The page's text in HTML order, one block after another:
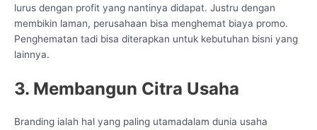
lurus dengan profit yang nantinya didapat. Justru dengan
membikin laman, perusahaan bisa menghemat biaya promo.
Penghematan tadi bisa diterapkan untuk kebutuhan bisni yang
lainnya.
3. Membangun Citra Usaha
Branding ialah hal yang paling utamadalam dunia usaha